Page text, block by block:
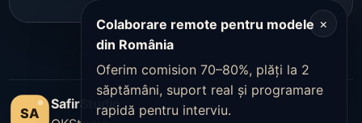
SafirStudio
×
Colaborare remote pentru modele
din România
Oferim comision 70–80%, plăți la 2
săptămâni, suport real și programare
rapidă pentru interviu.